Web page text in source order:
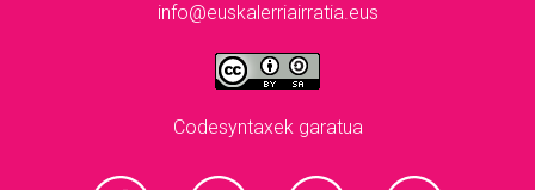
info@euskalerriairratia.eus
Codesyntaxek garatua